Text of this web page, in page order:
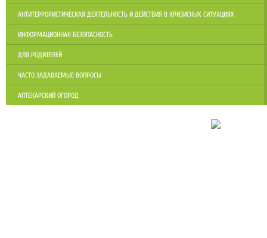
АНТИТЕРРОРИСТИЧЕСКАЯ ДЕЯТЕЛЬНОСТЬ И ДЕЙСТВИЯ В КРИЗИСНЫХ СИТУАЦИЯХ
ИНФОРМАЦИОННАЯ БЕЗОПАСНОСТЬ
ДЛЯ РОДИТЕЛЕЙ
ЧАСТО ЗАДАВАЕМЫЕ ВОПРОСЫ
АПТЕКАРСКИЙ ОГОРОД